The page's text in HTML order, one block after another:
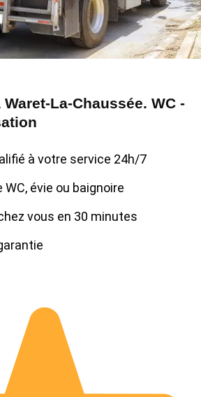
La-Chaussée. WC -
à votre service 24h/7
WC, évie ou baignoire
vous en 30 minutes